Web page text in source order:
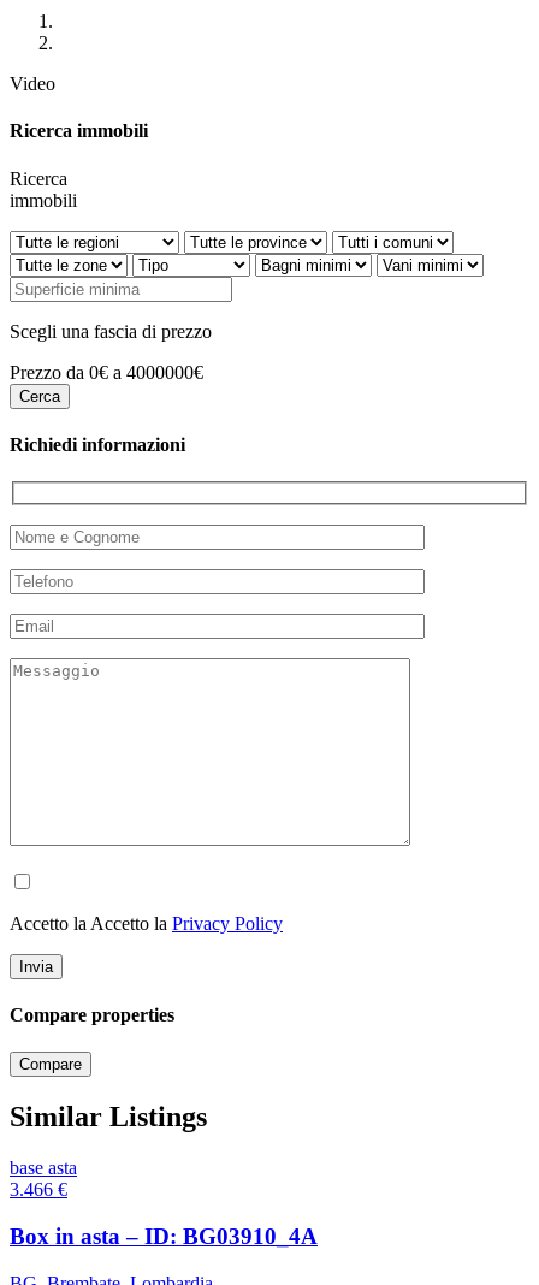
Video
Ricerca immobili
Ricerca
immobili
Scegli una fascia di prezzo
Prezzo da 0€ a 4000000€
Richiedi informazioni
Accetto la Accetto la Privacy Policy
Compare properties
Compare
Similar Listings
base asta
3.466 €
Box in asta – ID: BG03910_4A